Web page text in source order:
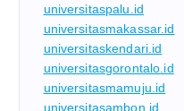
universitaspalu.id
universitasmakassar.id
universitaskendari.id
universitasgorontalo.id
universitasmamuju.id
universitasambon.id